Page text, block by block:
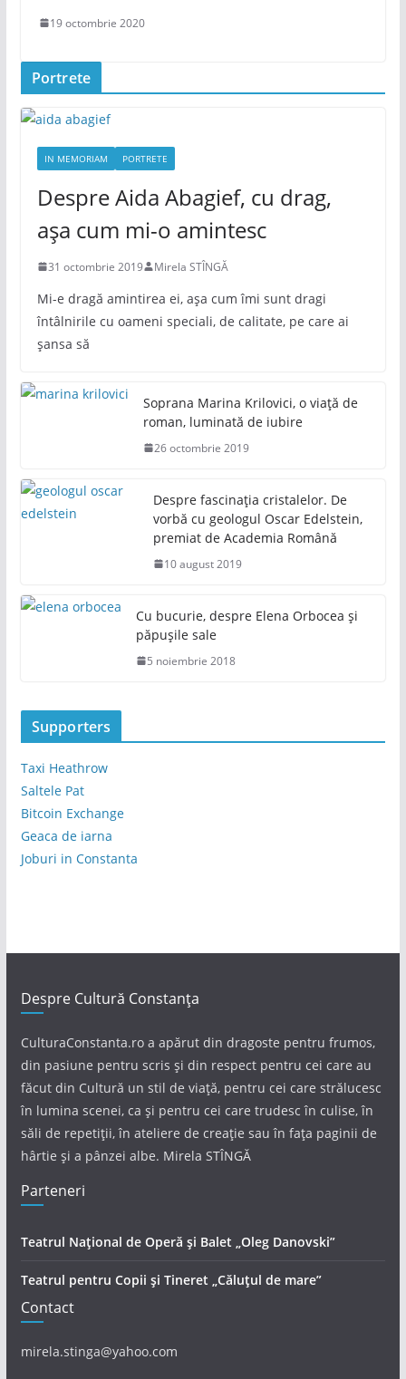
19 octombrie 2020
Portrete
IN MEMORIAM PORTRETE
Despre Aida Abagief, cu drag,
așa cum mi-o amintesc
31 octombrie 2019 Mirela STÎNGĂ
Mi-e dragă amintirea ei, așa cum îmi sunt dragi
întâlnirile cu oameni speciali, de calitate, pe care ai
șansa să
Soprana Marina Krilovici, o viață de
roman, luminată de iubire
26 octombrie 2019
Despre fascinația cristalelor. De
vorbă cu geologul Oscar Edelstein,
premiat de Academia Română
10 august 2019
Cu bucurie, despre Elena Orbocea și
păpușile sale
5 noiembrie 2018
Supporters
Taxi Heathrow
Saltele Pat
Bitcoin Exchange
Geaca de iarna
Joburi in Constanta
Despre Cultură Constanța
CulturaConstanta.ro a apărut din dragoste pentru frumos,
din pasiune pentru scris și din respect pentru cei care au
făcut din Cultură un stil de viață, pentru cei care strălucesc
în lumina scenei, ca și pentru cei care trudesc în culise, în
săli de repetiții, în ateliere de creație sau în fața paginii de
hârtie și a pânzei albe. Mirela STÎNGĂ
Parteneri
Teatrul Național de Operă și Balet „Oleg Danovski”
Teatrul pentru Copii și Tineret „Căluțul de mare”
Contact
mirela.stinga@yahoo.com